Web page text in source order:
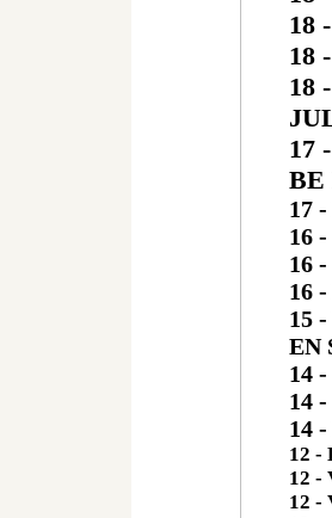
18
18
18
17
17
16
16
16
15
EN
14
14
14
12 -
12 -
12 -